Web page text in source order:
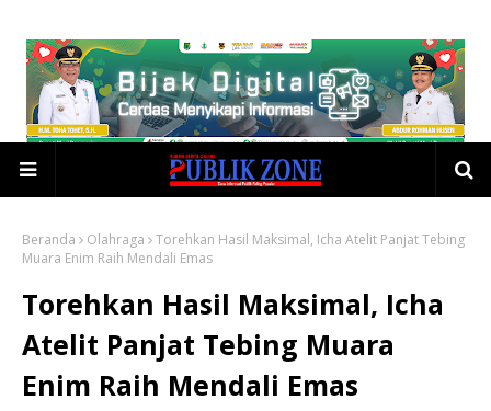
Beranda Olahraga
Torehkan Hasil Maksimal, Icha Atelit Panjat Tebing
Muara Enim Raih Mendali Emas
Torehkan Hasil Maksimal, Icha
Atelit Panjat Tebing Muara
Enim Raih Mendali Emas